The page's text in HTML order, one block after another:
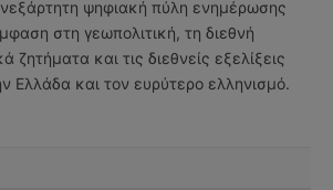
ψηφιακή πύλη ενημέρωσης
στη γεωπολιτική, τη διεθνή
ζητήματα και τις διεθνείς εξελίξεις
Ελλάδα και τον ευρύτερο ελληνισμό.